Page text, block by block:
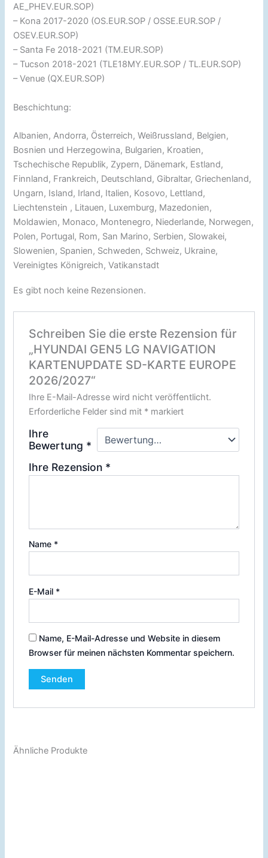
AE_PHEV.EUR.SOP)
– Kona 2017-2020 (OS.EUR.SOP / OSSE.EUR.SOP /
OSEV.EUR.SOP)
– Santa Fe 2018-2021 (TM.EUR.SOP)
– Tucson 2018-2021 (TLE18MY.EUR.SOP / TL.EUR.SOP)
– Venue (QX.EUR.SOP)
Beschichtung:
Albanien, Andorra, Österreich, Weißrussland, Belgien,
Bosnien und Herzegowina, Bulgarien, Kroatien,
Tschechische Republik, Zypern, Dänemark, Estland,
Finnland, Frankreich, Deutschland, Gibraltar, Griechenland,
Ungarn, Island, Irland, Italien, Kosovo, Lettland,
Liechtenstein , Litauen, Luxemburg, Mazedonien,
Moldawien, Monaco, Montenegro, Niederlande, Norwegen,
Polen, Portugal, Rom, San Marino, Serbien, Slowakei,
Slowenien, Spanien, Schweden, Schweiz, Ukraine,
Vereinigtes Königreich, Vatikanstadt
Es gibt noch keine Rezensionen.
Schreiben Sie die erste Rezension für
„HYUNDAI GEN5 LG NAVIGATION
KARTENUPDATE SD-KARTE EUROPE
2026/2027“
Ihre E-Mail-Adresse wird nicht veröffentlicht.
Erforderliche Felder sind mit *markiert
Ihre
Bewertung *
Ihre Rezension *
Name *
E-Mail *
Name, E-Mail-Adresse und Website in diesem
Browser für meinen nächsten Kommentar speichern.
Ähnliche Produkte